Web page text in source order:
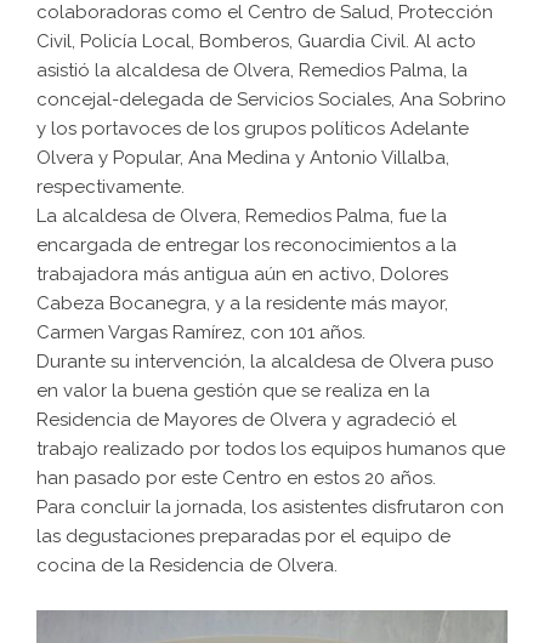
colaboradoras como el Centro de Salud, Protección
Civil, Policía Local, Bomberos, Guardia Civil. Al acto
asistió la alcaldesa de Olvera, Remedios Palma, la
concejal-delegada de Servicios Sociales, Ana Sobrino
y los portavoces de los grupos políticos Adelante
Olvera y Popular, Ana Medina y Antonio Villalba,
respectivamente.
La alcaldesa de Olvera, Remedios Palma, fue la
encargada de entregar los reconocimientos a la
trabajadora más antigua aún en activo, Dolores
Cabeza Bocanegra, y a la residente más mayor,
Carmen Vargas Ramírez, con 101 años.
Durante su intervención, la alcaldesa de Olvera puso
en valor la buena gestión que se realiza en la
Residencia de Mayores de Olvera y agradeció el
trabajo realizado por todos los equipos humanos que
han pasado por este Centro en estos 20 años.
Para concluir la jornada, los asistentes disfrutaron con
las degustaciones preparadas por el equipo de
cocina de la Residencia de Olvera.